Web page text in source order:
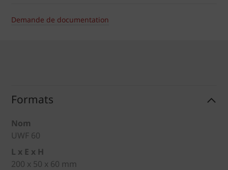
Demande de documentation
Formats
Nom
UWF 60
L x E x H
200 x 50 x 60 mm